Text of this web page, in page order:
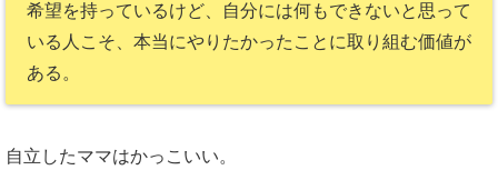
希望を持っているけど、自分には何もできないと思って
いる人こそ、本当にやりたかったことに取り組む価値が
ある。
自立したママはかっこいい。